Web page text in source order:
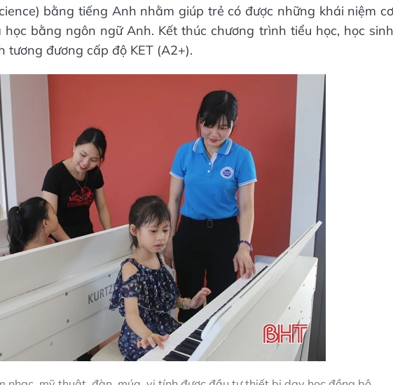
bằng tiếng Anh nhằm giúp trẻ có được những khái niệm cơ
bằng ngôn ngữ Anh. Kết thúc chương trình tiểu học, học sinh
đương cấp độ KET (A2+).